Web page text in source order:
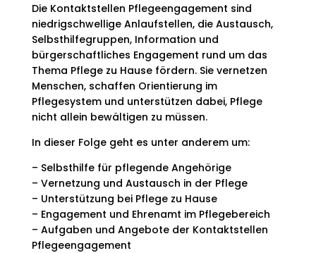
Die Kontaktstellen Pflegeengagement sind
niedrigschwellige Anlaufstellen, die Austausch,
Selbsthilfegruppen, Information und
bürgerschaftliches Engagement rund um das
Thema Pflege zu Hause fördern. Sie vernetzen
Menschen, schaffen Orientierung im
Pflegesystem und unterstützen dabei, Pflege
nicht allein bewältigen zu müssen.
In dieser Folge geht es unter anderem um:
– Selbsthilfe für pflegende Angehörige
– Vernetzung und Austausch in der Pflege
– Unterstützung bei Pflege zu Hause
– Engagement und Ehrenamt im Pflegebereich
– Aufgaben und Angebote der Kontaktstellen
Pflegeengagement